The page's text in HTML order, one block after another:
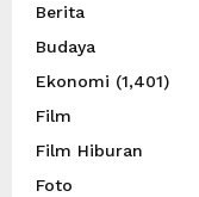
Berita
Budaya
Ekonomi (1,401)
Film
Film Hiburan
Foto